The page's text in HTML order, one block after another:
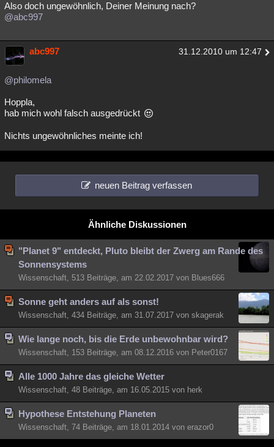
Also doch ungewöhnlich, Deiner Meinung nach?
@abc997
abc997 31.12.2010 um 12:47
@philomela
Hoppla,
hab mich wohl falsch ausgedrückt
Nichts ungewöhnliches meinte ich!
neuen Beitrag verfassen
Ähnliche Diskussionen
"Planet 9" entdeckt, Pluto bleibt der Zwerg am Rande des
Sonnensystems
Wissenschaft, 513 Beiträge, am 22.02.2017 von Blues666
Sonne geht anders auf als sonst!
Wissenschaft, 434 Beiträge, am 31.07.2017 von skagerak
Wie lange noch, bis die Erde unbewohnbar wird?
Wissenschaft, 153 Beiträge, am 08.12.2016 von Peter0167
Alle 1000 Jahre das gleiche Wetter
Wissenschaft, 48 Beiträge, am 16.05.2015 von herk
Hypothese Entstehung Planeten
Wissenschaft, 74 Beiträge, am 18.01.2014 von erazor0